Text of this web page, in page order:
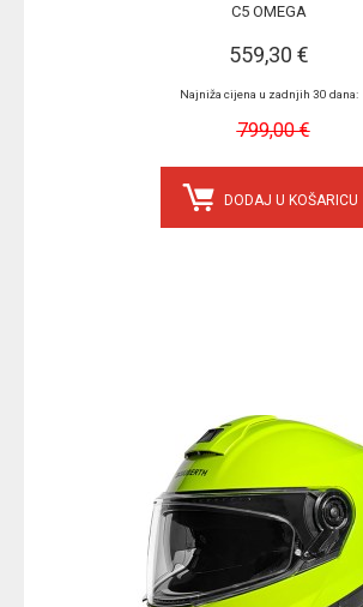
C5 OMEGA
559,30 €
Najniža cijena u zadnjih 30 dana:
799,00 €
DODAJ U KOŠARICU